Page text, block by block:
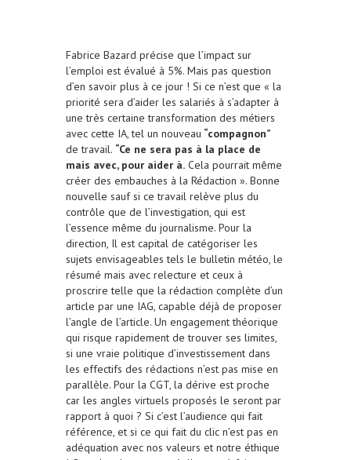
Fabrice Bazard précise que l’impact sur
l’emploi est évalué à 5%. Mais pas question
d’en savoir plus à ce jour ! Si ce n’est que « la
priorité sera d’aider les salariés à s’adapter à
une très certaine transformation des métiers
avec cette IA, tel un nouveau “compagnon”
de travail. “Ce ne sera pas à la place de
mais avec, pour aider à. Cela pourrait même
créer des embauches à la Rédaction ». Bonne
nouvelle sauf si ce travail relève plus du
contrôle que de l’investigation, qui est
l’essence même du journalisme. Pour la
direction, Il est capital de catégoriser les
sujets envisageables tels le bulletin météo, le
résumé mais avec relecture et ceux à
proscrire telle que la rédaction complète d’un
article par une IAG, capable déjà de proposer
l’angle de l’article. Un engagement théorique
qui risque rapidement de trouver ses limites,
si une vraie politique d’investissement dans
les effectifs des rédactions n’est pas mise en
parallèle. Pour la CGT, la dérive est proche
car les angles virtuels proposés le seront par
rapport à quoi ? Si c’est l’audience qui fait
référence, et si ce qui fait du clic n’est pas en
adéquation avec nos valeurs et notre éthique